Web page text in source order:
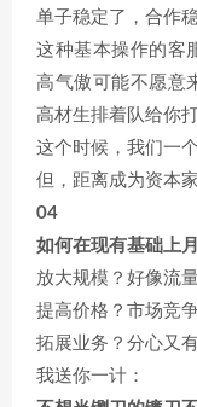
单子稳定了，合作
这种基本操作的客
高气傲可能不愿意
高材生排着队给你打
这个时候，我们一
但，距离成为资本
04
如何在现有基础上
放大规模？好像流
提高价格？市场竞
拓展业务？分心又
我送你一计：